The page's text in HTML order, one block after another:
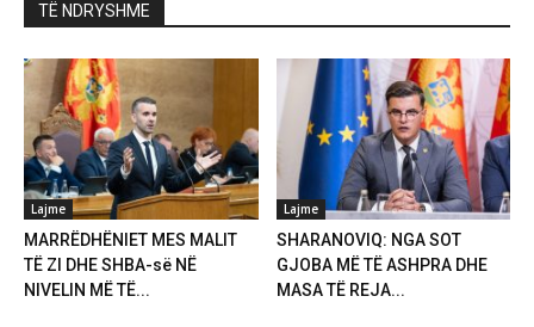
TË NDRYSHME
Lajme
MARRËDHËNIET MES MALIT
TË ZI DHE SHBA-së NË
NIVELIN MË TË...
Lajme
SHARANOVIQ: NGA SOT
GJOBA MË TË ASHPRA DHE
MASA TË REJA...